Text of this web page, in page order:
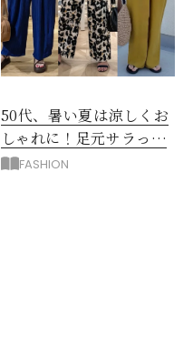
50代、暑い夏は涼しくお
しゃれに！足元サラっと
快適「優秀ワイドパン
FASHION